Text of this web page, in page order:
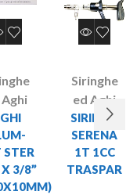
STER
3/8”
Siringhe
ed Aghi
SIRINGA
SERENA
1T 1CC
TRASPAR